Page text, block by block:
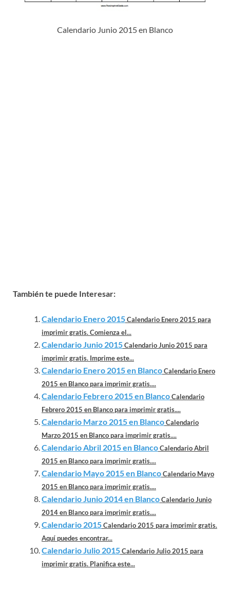
Calendario Junio 2015 en Blanco
También te puede Interesar:
Calendario Enero 2015Calendario Enero 2015 para
imprimir gratis. Comienza el...
Calendario Junio 2015Calendario Junio 2015 para
imprimir gratis. Imprime este...
Calendario Enero 2015 en BlancoCalendario Enero
2015 en Blanco para imprimir gratis....
Calendario Febrero 2015 en BlancoCalendario
Febrero 2015 en Blanco para imprimir gratis....
Calendario Marzo 2015 en BlancoCalendario
Marzo 2015 en Blanco para imprimir gratis....
Calendario Abril 2015 en BlancoCalendario Abril
2015 en Blanco para imprimir gratis....
Calendario Mayo 2015 en BlancoCalendario Mayo
2015 en Blanco para imprimir gratis....
Calendario Junio 2014 en BlancoCalendario Junio
2014 en Blanco para imprimir gratis....
Calendario 2015Calendario 2015 para imprimir gratis.
Aquí puedes encontrar...
Calendario Julio 2015Calendario Julio 2015 para
imprimir gratis. Planifica este...